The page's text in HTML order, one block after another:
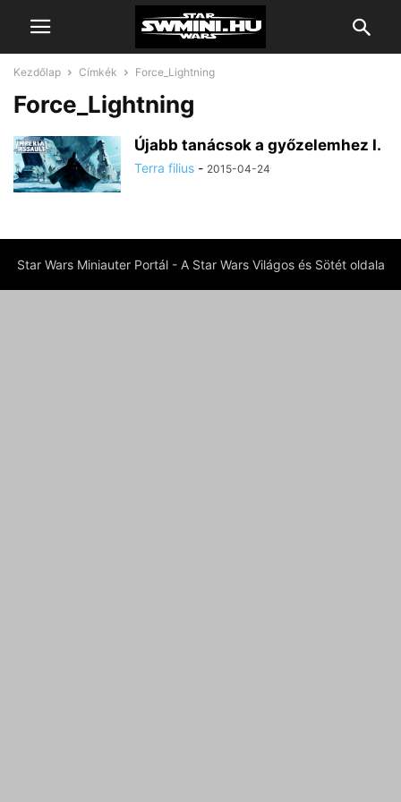
Kezdőlap Címkék Force_Lightning
Force_Lightning
Újabb tanácsok a győzelemhez I.
Terra filius - 2015-04-24
Star Wars Miniauter Portál - A Star Wars Világos és Sötét oldala